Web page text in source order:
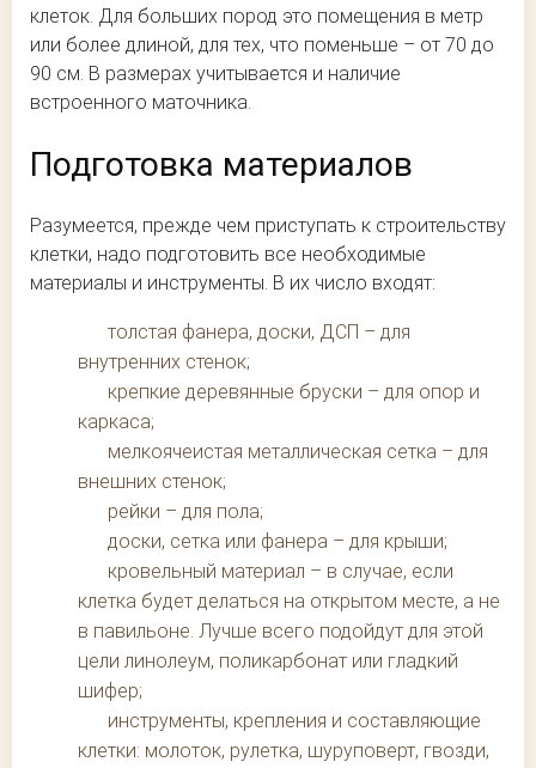
клеток. Для больших пород это помещения в метр
или более длиной, для тех, что поменьше – от 70 до
90 см. В размерах учитывается и наличие
встроенного маточника.
Подготовка материалов
Разумеется, прежде чем приступать к строительству
клетки, надо подготовить все необходимые
материалы и инструменты. В их число входят:
толстая фанера, доски, ДСП – для
внутренних стенок;
крепкие деревянные бруски – для опор и
каркаса;
мелкоячеистая металлическая сетка – для
внешних стенок;
рейки – для пола;
доски, сетка или фанера – для крыши;
кровельный материал – в случае, если
клетка будет делаться на открытом месте, а не
в павильоне. Лучше всего подойдут для этой
цели линолеум, поликарбонат или гладкий
шифер;
инструменты, крепления и составляющие
клетки: молоток, рулетка, шуруповерт, гвозди,